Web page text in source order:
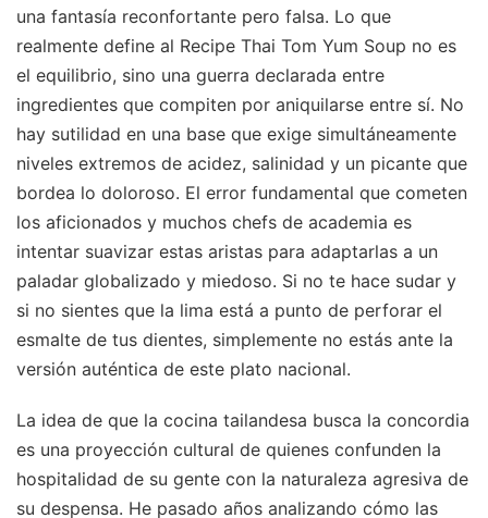
una fantasía reconfortante pero falsa. Lo que
realmente define al Recipe Thai Tom Yum Soup no es
el equilibrio, sino una guerra declarada entre
ingredientes que compiten por aniquilarse entre sí. No
hay sutilidad en una base que exige simultáneamente
niveles extremos de acidez, salinidad y un picante que
bordea lo doloroso. El error fundamental que cometen
los aficionados y muchos chefs de academia es
intentar suavizar estas aristas para adaptarlas a un
paladar globalizado y miedoso. Si no te hace sudar y
si no sientes que la lima está a punto de perforar el
esmalte de tus dientes, simplemente no estás ante la
versión auténtica de este plato nacional.
La idea de que la cocina tailandesa busca la concordia
es una proyección cultural de quienes confunden la
hospitalidad de su gente con la naturaleza agresiva de
su despensa. He pasado años analizando cómo las